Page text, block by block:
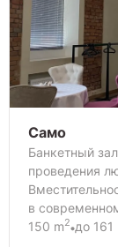
Само
Банкетный
проведения
в
150 m2 до 161